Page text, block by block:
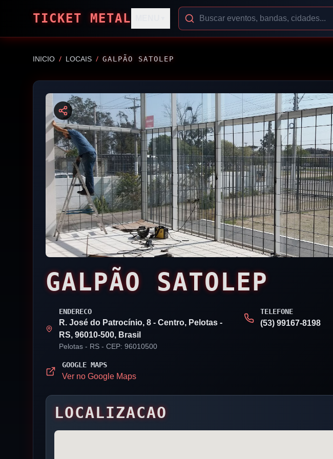
TICKET METAL
INICIO / LOCAIS / GALPÃO SATOLEP
GALPÃO SATOLEP
ENDERECO
R. José do Patrocínio, 8 - Centro, Pelotas -
RS, 96010-500, Brasil
Pelotas- RS- CEP: 96010500
GOOGLE MAPS
Ver no Google Maps
TELEFONE
(53) 99167-8198
LOCALIZACAO